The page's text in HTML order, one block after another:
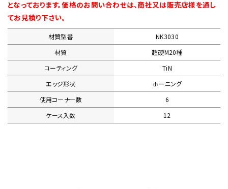
生産終了品
となっております。価格のお問い合わせは、商社又は販売店様を通し
てお見積り下さい。
材質型番
NK3030
材質
超硬M20種
コーティング
TiN
エッジ形状
ホーニング
使用コーナー数
6
ケース入数
12